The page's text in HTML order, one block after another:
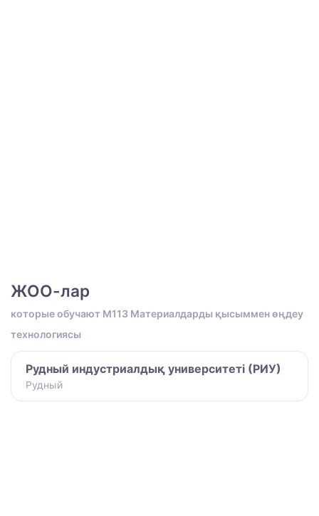
ЖОО-лар
которые обучают M113 Материалдарды қысыммен өңдеу
технологиясы
Рудный индустриалдық университеті (РИУ)
Рудный